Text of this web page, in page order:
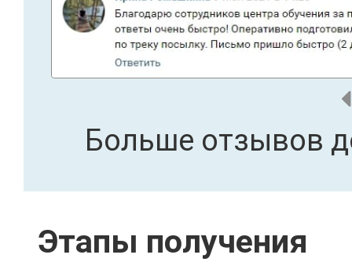
Больше отзывов
Этапы получения